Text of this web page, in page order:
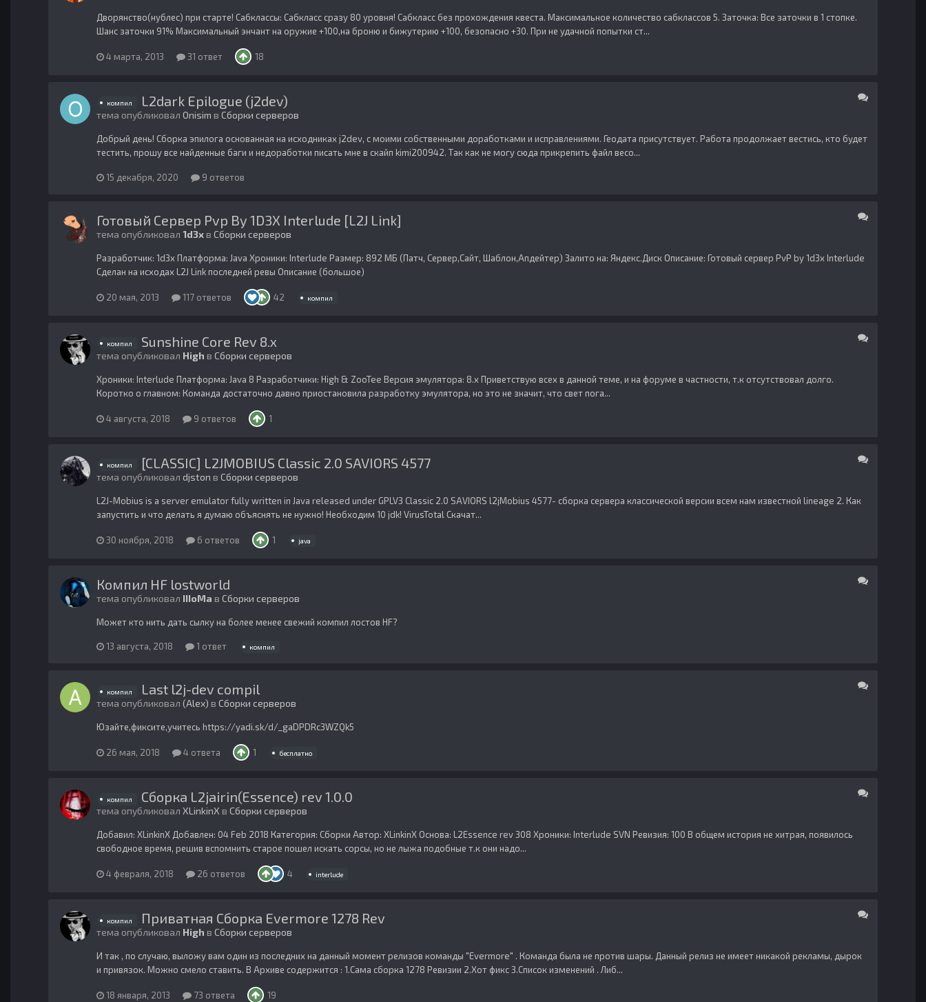
Дворянство(нублес) при старте! Сабклассы: Сабкласс сразу 80 уровня! Сабкласс без прохождения квеста. Максимальное количество сабклассов 5. Заточка: Все заточки в 1 стопке.
Шанс заточки 91% Максимальный энчант на оружие +100,на броню и бижутерию +100, безопасно +30. При не удачной попытки ст...
4 марта, 2013 31 ответ 18
компил L2dark Epilogue (j2dev)
тема опубликовал Onisim в Сборки серверов
Добрый день! Сборка эпилога основанная на исходниках j2dev, с моими собственными доработками и исправлениями. Геодата присутствует. Работа продолжает вестись, кто будет
тестить, прошу все найденные баги и недоработки писать мне в скайп kimi200942. Так как не могу сюда прикрепить файл весо...
15 декабря, 2020 9 ответов
Готовый Сервер Pvp By 1D3X Interlude [L2J Link]
тема опубликовал 1d3xв Сборки серверов
Разработчик: 1d3x Платформа: Java Хроники: Interlude Размер: 892 МБ (Патч, Сервер,Сайт, Шаблон,Апдейтер) Залито на: Яндекс.Диск Описание: Готовый сервер PvP by 1d3x Interlude
Сделан на исходах L2J Link последней ревы Описание (большое)
20 мая, 2013 117 ответов 42 компил
компил Sunshine Core Rev 8.x
тема опубликовал High в Сборки серверов
Хроники: Interlude Платформа: Java 8 Разработчики: High & ZooTee Версия эмулятора: 8.x Приветствую всех в данной теме, и на форуме в частности, т.к отсутствовал долго.
Коротко о главном: Команда достаточно давно приостановила разработку эмулятора, но это не значит, что свет пога...
4 августа, 2018 9 ответов 1
компил [CLASSIC] L2JMOBIUS Classic 2.0 SAVIORS 4577
тема опубликовал djston в Сборки серверов
L2J-Mobius is a server emulator fully written in Java released under GPLV3 Classic 2.0 SAVIORS l2jMobius 4577- сборка сервера классической версии всем нам известной lineage 2. Как
запустить и что делать я думаю объяснять не нужно! Необходим 10 jdk! VirusTotal Скачат...
30 ноября, 2018 6 ответов 1 java
Компил HF lostworld
тема опубликовал IIIoMa в Сборки серверов
Может кто нить дать сылку на более менее свежий компил лостов HF?
13 августа, 2018 1 ответ компил
компил Last l2j-dev compil
тема опубликовал (Alex) в Сборки серверов
Юзайте,фиксите,учитесь https://yadi.sk/d/_gaDPDRc3WZQk5
26 мая, 2018 4 ответа 1 бесплатно
компил Сборка L2jairin(Essence) rev 1.0.0
тема опубликовал XLinkinX в Сборки серверов
Добавил: XLinkinX Добавлен: 04 Feb 2018 Категория: Сборки Автор: XLinkinX Основа: L2Essence rev 308 Хроники: Interlude SVN Ревизия: 100 В общем история не хитрая, появилось
свободное время, решив вспомнить старое пошел искать сорсы, но не лыжа подобные т.к они надо...
4 февраля, 2018 26 ответов 4 interlude
компил Приватная Сборка Evermore 1278 Rev
тема опубликовал High в Сборки серверов
И так , по случаю, выложу вам один из последних на данный момент релизов команды "Evermore" . Команда была не против шары. Данный релиз не имеет никакой рекламы, дырок
и привязок. Можно смело ставить. В Архиве содержится : 1.Сама сборка 1278 Ревизии 2.Хот фикс 3.Список изменений . Либ...
18 января, 2013 73 ответа 19